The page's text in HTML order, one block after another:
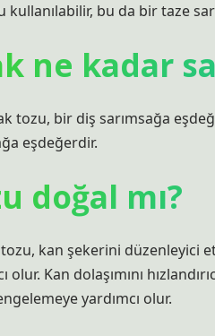
kullanılabilir, bu da bir taze
ne kadar
tozu, bir diş sarımsağa
eşdeğerdir.
doğal mı?
kan şekerini düzenleyici
Kan dolaşımını
yardımcı olur.